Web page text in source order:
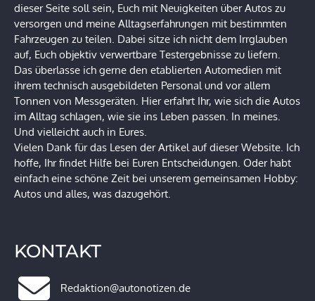
dieser Seite soll sein, Euch mit Neuigkeiten über Autos zu
versorgen und meine Alltagserfahrungen mit bestimmten
Fahrzeugen zu teilen. Dabei sitze ich nicht dem Irrglauben
auf, Euch objektiv verwertbare Testergebnisse zu liefern.
Das überlasse ich gerne den etablierten Automedien mit
ihrem technisch ausgebildeten Personal und vor allem
Tonnen von Messgeräten. Hier erfahrt Ihr, wie sich die Autos
im Alltag schlagen, wie sie ins Leben passen. In meines.
Und vielleicht auch in Eures.
Vielen Dank für das Lesen der Artikel auf dieser Website. Ich
hoffe, Ihr findet Hilfe bei Euren Entscheidungen. Oder habt
einfach eine schöne Zeit bei unserem gemeinsamen Hobby:
Autos und alles, was dazugehört.
KONTAKT
Redaktion@autonotizen.de